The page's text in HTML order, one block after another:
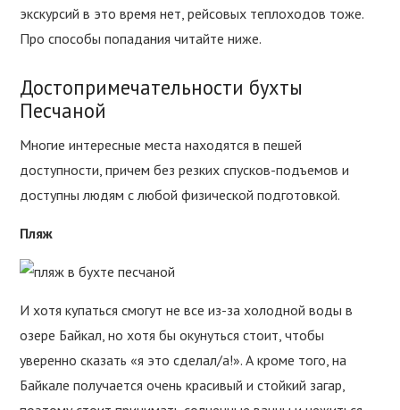
экскурсий в это время нет, рейсовых теплоходов тоже.
Про способы попадания читайте ниже.
Достопримечательности бухты
Песчаной
Многие интересные места находятся в пешей
доступности, причем без резких спусков-подъемов и
доступны людям с любой физической подготовкой.
Пляж
И хотя купаться смогут не все из-за холодной воды в
озере Байкал, но хотя бы окунуться стоит, чтобы
уверенно сказать «я это сделал/а!». А кроме того, на
Байкале получается очень красивый и стойкий загар,